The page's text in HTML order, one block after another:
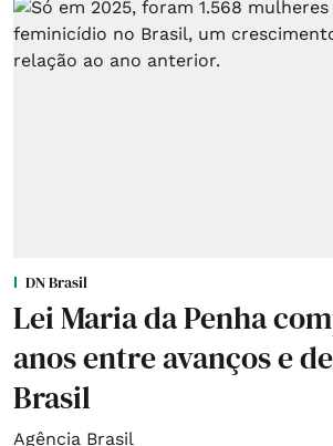
DN Brasil
Lei Maria da Penha
anos entre avanços e
Brasil
Agência Brasil